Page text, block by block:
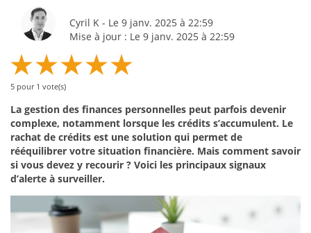
Cyril K - Le 9 janv. 2025 à 22:59
Mise à jour : Le 9 janv. 2025 à 22:59
5 pour 1 vote(s)
La gestion des finances personnelles peut parfois devenir
complexe, notamment lorsque les crédits s’accumulent. Le
rachat de crédits est une solution qui permet de
rééquilibrer votre situation financière. Mais comment savoir
si vous devez y recourir ? Voici les principaux signaux
d’alerte à surveiller.